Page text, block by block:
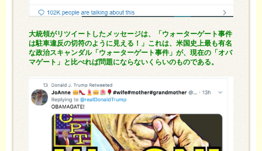
大統領がリツイートしたメッセージは、「ウォーターゲート事件
は駐車違反の切符のように見える！」これは、米国史上最も有名
な政治スキャンダル「ウォーターゲート事件」が、現在の「オバ
マゲート」と比べれば問題にならないくらいのものである。